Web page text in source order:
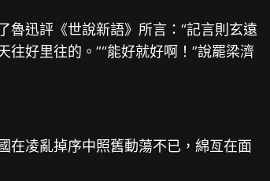
魯迅評《世說新語》所言：“記言則玄遠
好里往的。”“能好就好啊！”說罷梁濟
在凌亂掉序中照舊動蕩不已，綿亙在面